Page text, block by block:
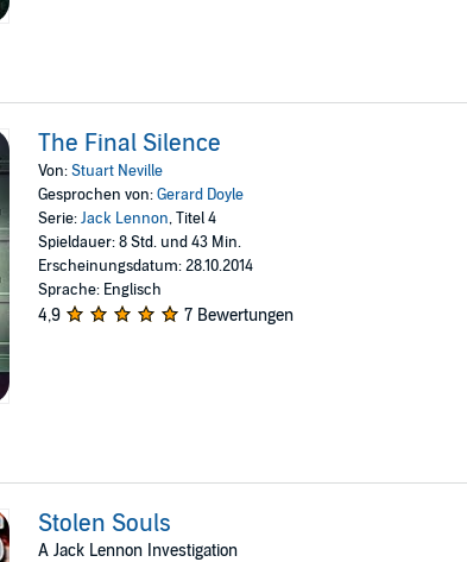
The Final Silence
Von:Stuart Neville
Gesprochen von:Gerard Doyle
Serie:Jack Lennon, Titel 4
Spieldauer: 8 Std. und 43 Min.
Erscheinungsdatum: 28.10.2014
Sprache: Englisch
4,9 7 Bewertungen
Stolen Souls
A Jack Lennon Investigation